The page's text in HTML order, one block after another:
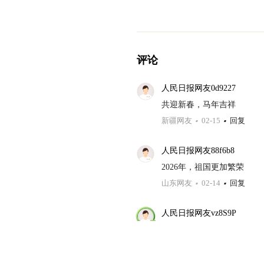
评论
人民日报网友0d9227
共迎新春，马年吉祥
新疆网友
02-15 回复
人民日报网友88f6b8
2026年，祖国更加繁荣
山东网友
02-14 回复
人民日报网友vz8S9P